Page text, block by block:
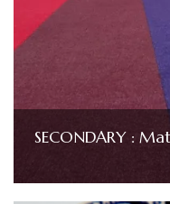
SECONDARY :